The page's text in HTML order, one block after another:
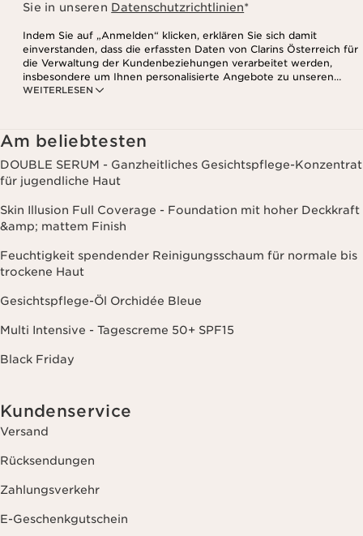
Sie in unseren Datenschutzrichtlinien*
WEITERLESEN
Indem Sie auf „Anmelden“ klicken, erklären Sie sich damit
einverstanden, dass die erfassten Daten von Clarins Österreich für
die Verwaltung der Kundenbeziehungen verarbeitet werden,
insbesondere um Ihnen personalisierte Angebote zu unseren
Produkten und Dienstleistungen entsprechend Ihrem
Websites Dritter, sowie für analytische Zwecke.
Am beliebtesten
DOUBLE SERUM - Ganzheitliches Gesichtspflege-Konzentrat
für jugendliche Haut
Skin Illusion Full Coverage - Foundation mit hoher Deckkraft
&amp; mattem Finish
Feuchtigkeit spendender Reinigungsschaum für normale bis
trockene Haut
Gesichtspflege-Öl Orchidée Bleue
Multi Intensive - Tagescreme 50+ SPF15
Black Friday
Kundenservice
Versand
Rücksendungen
Zahlungsverkehr
E-Geschenkgutschein